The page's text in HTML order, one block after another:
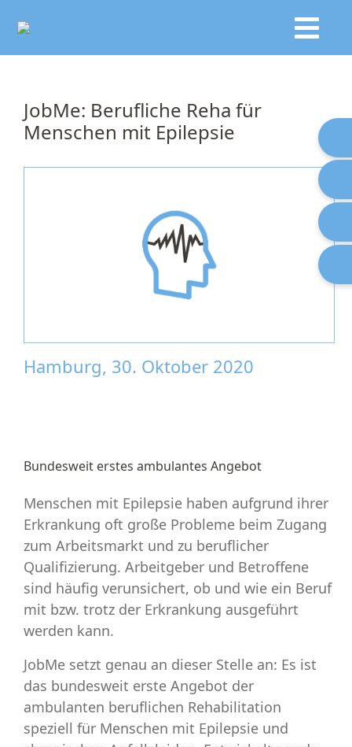
JobMe: Berufliche Reha für
Menschen mit Epilepsie
Hamburg, 30. Oktober 2020
Bundesweit erstes ambulantes Angebot
Menschen mit Epilepsie haben aufgrund ihrer
Erkrankung oft große Probleme beim Zugang
zum Arbeitsmarkt und zu beruflicher
Qualifizierung. Arbeitgeber und Betroffene
sind häufig verunsichert, ob und wie ein Beruf
mit bzw. trotz der Erkrankung ausgeführt
werden kann.
JobMesetzt genau an dieser Stelle an: Es ist
das bundesweit erste Angebot der
ambulanten beruflichen Rehabilitation
speziell für Menschen mit Epilepsie und